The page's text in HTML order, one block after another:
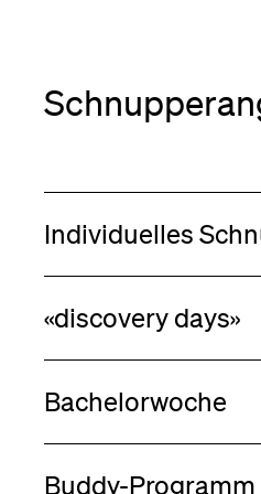
Individuelles
«discovery days»
Bachelorwoche
Buddy-Programm